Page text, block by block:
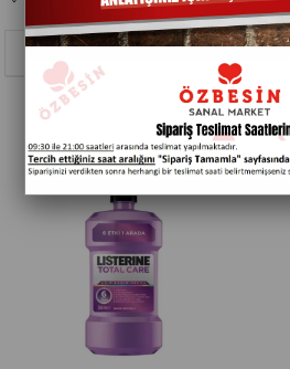
Sıralama